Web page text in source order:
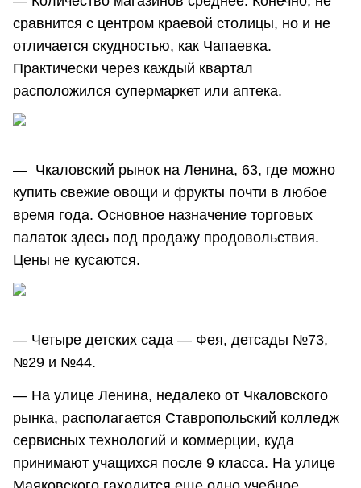
сравнится с центром краевой столицы, но и не
отличается скудностью, как Чапаевка.
Практически через каждый квартал
расположился супермаркет или аптека.
— Чкаловский рынок на Ленина, 63, где можно
купить свежие овощи и фрукты почти в любое
время года. Основное назначение торговых
палаток здесь под продажу продовольствия.
Цены не кусаются.
— Четыре детских сада — Фея, детсады №73,
№29 и №44.
— На улице Ленина, недалеко от Чкаловского
рынка, располагается Ставропольский колледж
сервисных технологий и коммерции, куда
принимают учащихся после 9 класса. На улице